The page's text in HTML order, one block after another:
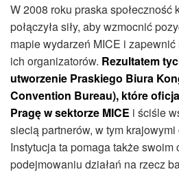
W 2008 roku praska społeczność
połączyła siły, aby wzmocnić
mapie wydarzeń MICE i
ich organizatorów. Rezultatem
utworzenie Praskiego Biura
Convention Bureau), które
Pragę w sektorze MICE i ściśle
siecią partnerów, w tym
Instytucja ta pomaga także swoim
podejmowaniu działań na rzecz